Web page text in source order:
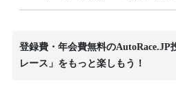
登録費・年会費無料のAutoRace.JP
レース」をもっと楽しもう！